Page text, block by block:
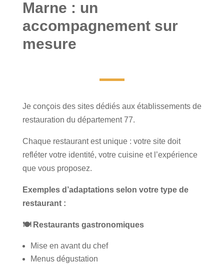
Marne : un
accompagnement sur
mesure
Je conçois des sites dédiés aux établissements de
restauration du département 77.
Chaque restaurant est unique : votre site doit
refléter votre identité, votre cuisine et l’expérience
que vous proposez.
Exemples d’adaptations selon votre type de
restaurant :
🍽️Restaurants gastronomiques
Mise en avant du chef
Menus dégustation